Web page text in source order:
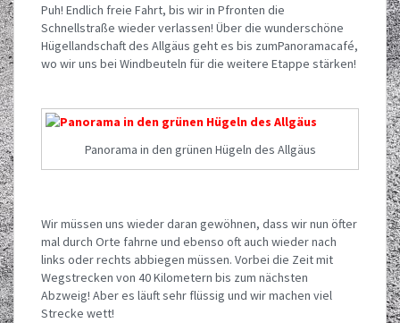
Puh! Endlich freie Fahrt, bis wir in Pfronten die
Schnellstraße wieder verlassen! Über die wunderschöne
Hügellandschaft des Allgäus geht es bis zumPanoramacafé,
wo wir uns bei Windbeuteln für die weitere Etappe stärken!
Panorama in den grünen Hügeln des Allgäus
Wir müssen uns wieder daran gewöhnen, dass wir nun öfter
mal durch Orte fahrne und ebenso oft auch wieder nach
links oder rechts abbiegen müssen. Vorbei die Zeit mit
Wegstrecken von 40 Kilometern bis zum nächsten
Abzweig! Aber es läuft sehr flüssig und wir machen viel
Strecke wett!